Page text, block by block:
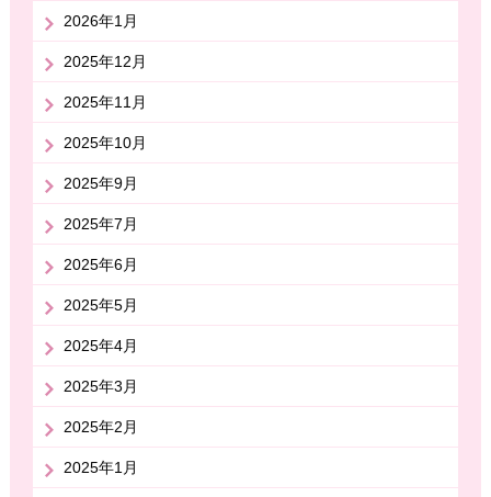
2026年1月
2025年12月
2025年11月
2025年10月
2025年9月
2025年7月
2025年6月
2025年5月
2025年4月
2025年3月
2025年2月
2025年1月